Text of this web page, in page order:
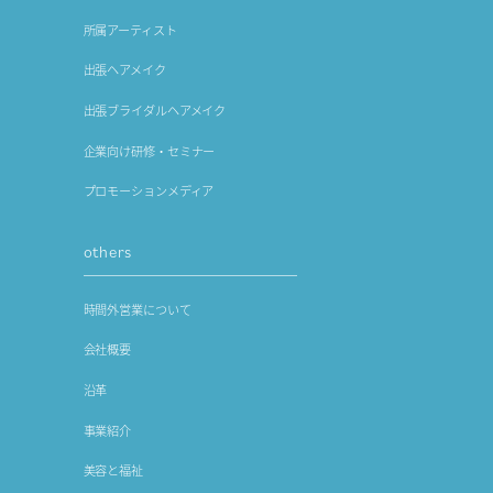
所属アーティスト
出張ヘアメイク
出張ブライダルヘアメイク
企業向け研修・セミナー
プロモーションメディア
others
時間外営業について
会社概要
沿革
事業紹介
美容と福祉